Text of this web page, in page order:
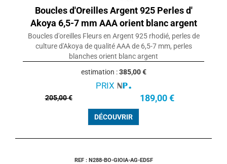
Boucles d'Oreilles Argent 925 Perles d'
Akoya 6,5-7 mm AAA orient blanc argent
Boucles d'oreilles Fleurs en Argent 925 rhodié, perles de
culture d'Akoya de qualité AAA de 6,5-7 mm, perles
blanches orient blanc argent
estimation :385,00 €
PRIX
205,00 € 189,00 €
DÉCOUVRIR
REF : N288-BO-GIOIA-AG-EDSF